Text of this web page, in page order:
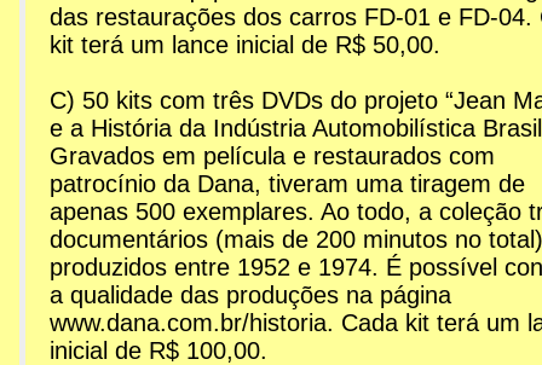
das restaurações dos carros FD-01 e FD-04.
kit terá um lance inicial de R$ 50,00.
C) 50 kits com três DVDs do projeto “Jean
e a História da Indústria Automobilística
Gravados em película e restaurados com
patrocínio da Dana, tiveram uma tiragem de
apenas 500 exemplares. Ao todo, a coleção
documentários (mais de 200 minutos no total)
produzidos entre 1952 e 1974. É possível
a qualidade das produções na página
www.dana.com.br/historia. Cada kit terá um
inicial de R$ 100,00.